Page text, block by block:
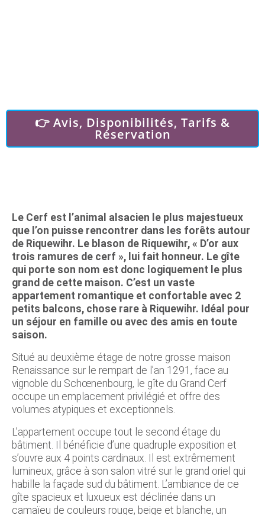
👉 Avis, Disponibilités, Tarifs &
Réservation
Le Cerf est l’animal alsacien le plus majestueux
que l’on puisse rencontrer dans les forêts autour
de Riquewihr. Le blason de Riquewihr, « D’or aux
trois ramures de cerf », lui fait honneur. Le gîte
qui porte son nom est donc logiquement le plus
grand de cette maison. C’est un vaste
appartement romantique et confortable avec 2
petits balcons, chose rare à Riquewihr. Idéal pour
un séjour en famille ou avec des amis en toute
saison.
Situé au deuxième étage de notre grosse maison
Renaissance sur le rempart de l’an 1291, face au
vignoble du Schœnenbourg, le gîte du Grand Cerf
occupe un emplacement privilégié et offre des
volumes atypiques et exceptionnels.
L’appartement occupe tout le second étage du
bâtiment. Il bénéficie d’une quadruple exposition et
s’ouvre aux 4 points cardinaux. Il est extrêmement
lumineux, grâce à son salon vitré sur le grand oriel qui
habille la façade sud du bâtiment. L’ambiance de ce
gîte spacieux et luxueux est déclinée dans un
camaïeu de couleurs rouge, beige et blanche, un